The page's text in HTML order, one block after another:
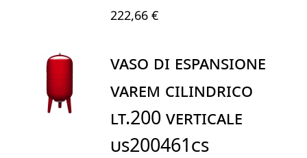
222,66 €
VASO DI ESPANSIONE
VAREM CILINDRICO
LT.200 VERTICALE
US200461CS